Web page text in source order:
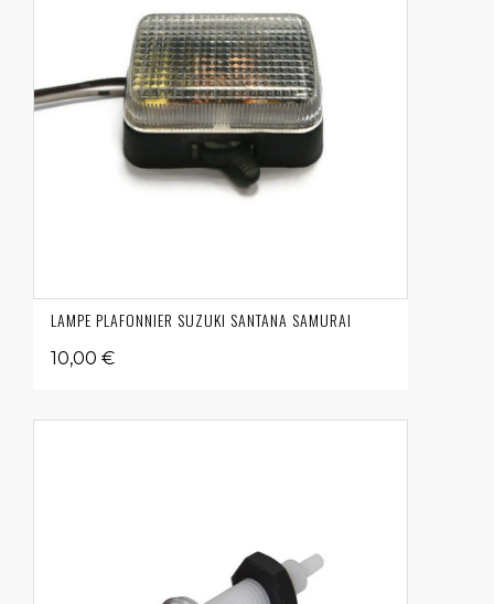
LAMPE PLAFONNIER SUZUKI SANTANA SAMURAI
10,00 €